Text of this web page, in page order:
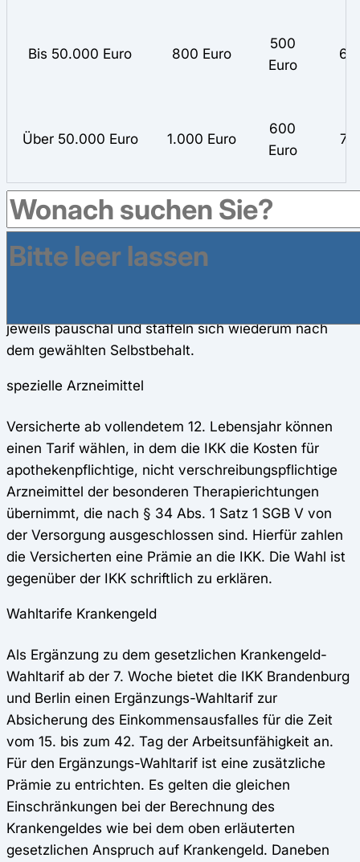
Bis 50.000 Euro 800 Euro
500
Euro
60
Über 50.000 Euro 1.000 Euro
600
Euro
72
Die jeweils zum Tarif gehörende Prämie wird im
mit doch angefallenen Leistungen verrechnet wurde.
jeweils pauschal und staffeln sich wiederum nach
dem gewählten Selbstbehalt.
spezielle Arzneimittel
Versicherte ab vollendetem 12. Lebensjahr können
einen Tarif wählen, in dem die IKK die Kosten für
apothekenpflichtige, nicht verschreibungspflichtige
Arzneimittel der besonderen Therapierichtungen
übernimmt, die nach § 34 Abs. 1 Satz 1 SGB V von
der Versorgung ausgeschlossen sind. Hierfür zahlen
die Versicherten eine Prämie an die IKK. Die Wahl ist
gegenüber der IKK schriftlich zu erklären.
Wahltarife Krankengeld
Als Ergänzung zu dem gesetzlichen Krankengeld-
Wahltarif ab der 7. Woche bietet die IKK Brandenburg
und Berlin einen Ergänzungs-Wahltarif zur
Absicherung des Einkommensausfalles für die Zeit
vom 15. bis zum 42. Tag der Arbeitsunfähigkeit an.
Für den Ergänzungs-Wahltarif ist eine zusätzliche
Prämie zu entrichten. Es gelten die gleichen
Einschränkungen bei der Berechnung des
Krankengeldes wie bei dem oben erläuterten
gesetzlichen Anspruch auf Krankengeld. Daneben